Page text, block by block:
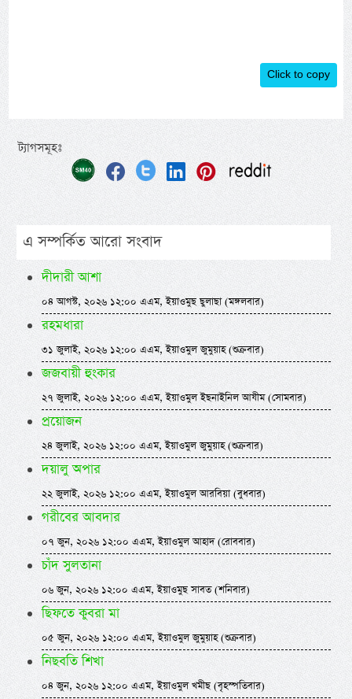
Click to copy
ট্যাগসমূহঃ
এ সম্পর্কিত আরো সংবাদ
দীদারী আশা
০৪ আগস্ট, ২০২৬ ১২:০০ এএম, ইয়াওমুছ ছুলাছা (মঙ্গলবার)
রহমধারা
৩১ জুলাই, ২০২৬ ১২:০০ এএম, ইয়াওমুল জুমুয়াহ (শুক্রবার)
জজবায়ী হুংকার
২৭ জুলাই, ২০২৬ ১২:০০ এএম, ইয়াওমুল ইছনাইনিল আযীম (সোমবার)
প্রয়োজন
২৪ জুলাই, ২০২৬ ১২:০০ এএম, ইয়াওমুল জুমুয়াহ (শুক্রবার)
দয়ালু অপার
২২ জুলাই, ২০২৬ ১২:০০ এএম, ইয়াওমুল আরবিয়া (বুধবার)
গরীবের আবদার
০৭ জুন, ২০২৬ ১২:০০ এএম, ইয়াওমুল আহাদ (রোববার)
চাঁদ সুলতানা
০৬ জুন, ২০২৬ ১২:০০ এএম, ইয়াওমুছ সাবত (শনিবার)
ছিফতে কুবরা মা
০৫ জুন, ২০২৬ ১২:০০ এএম, ইয়াওমুল জুমুয়াহ (শুক্রবার)
নিছবতি শিখা
০৪ জুন, ২০২৬ ১২:০০ এএম, ইয়াওমুল খমীছ (বৃহস্পতিবার)